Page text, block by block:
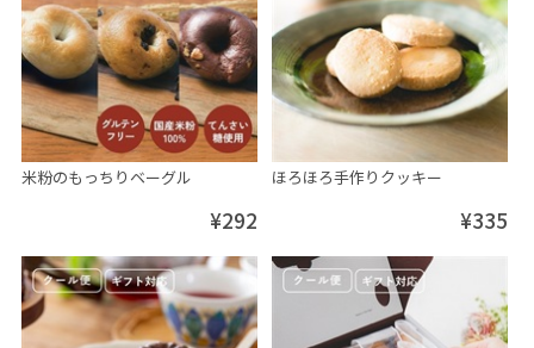
米粉のもっちりベーグル
¥292
ほろほろ手作りクッキー
¥335